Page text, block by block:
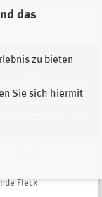
das
zu bieten
Sie sich hiermit
Fleck